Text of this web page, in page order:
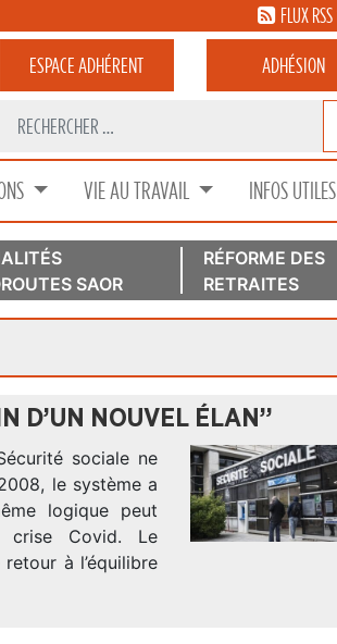
FLUX RSS
ESPACEADHÉRENT ADHÉSION
VIE AU TRAVAIL INFOS UTILES
SAOR
RÉFORME DES
RETRAITES
D’UN NOUVEL ÉLAN”
sociale ne
le système a
logique peut
crise Covid. Le
à l’équilibre